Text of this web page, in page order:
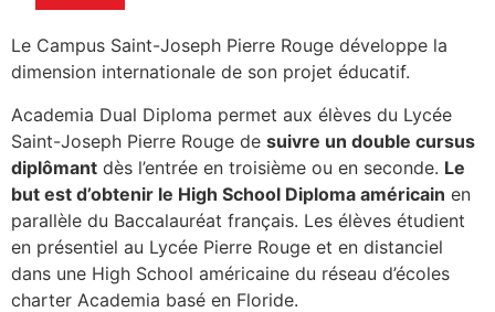
Le Campus Saint-Joseph Pierre Rouge développe la
dimension internationale de son projet éducatif.
Academia Dual Diploma permet aux élèves du Lycée
Saint-Joseph Pierre Rouge de suivre un double cursus
diplômant dès l’entrée en troisième ou en seconde. Le
but est d’obtenir le High School Diploma américain en
parallèle du Baccalauréat français. Les élèves étudient
en présentiel au Lycée Pierre Rouge et en distanciel
dans une High School américaine du réseau d’écoles
charter Academia basé en Floride.